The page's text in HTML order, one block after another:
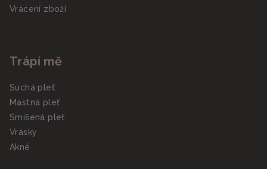
Vrácení zboží
Trápí mě
Suchá pleť
Mastná pleť
Smíšená pleť
Vrásky
Akné